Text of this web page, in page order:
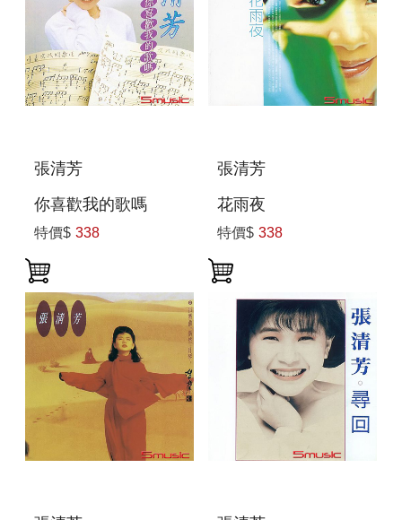
張清芳
你喜歡我的歌嗎
特價$ 338
張清芳
花雨夜
特價$ 338